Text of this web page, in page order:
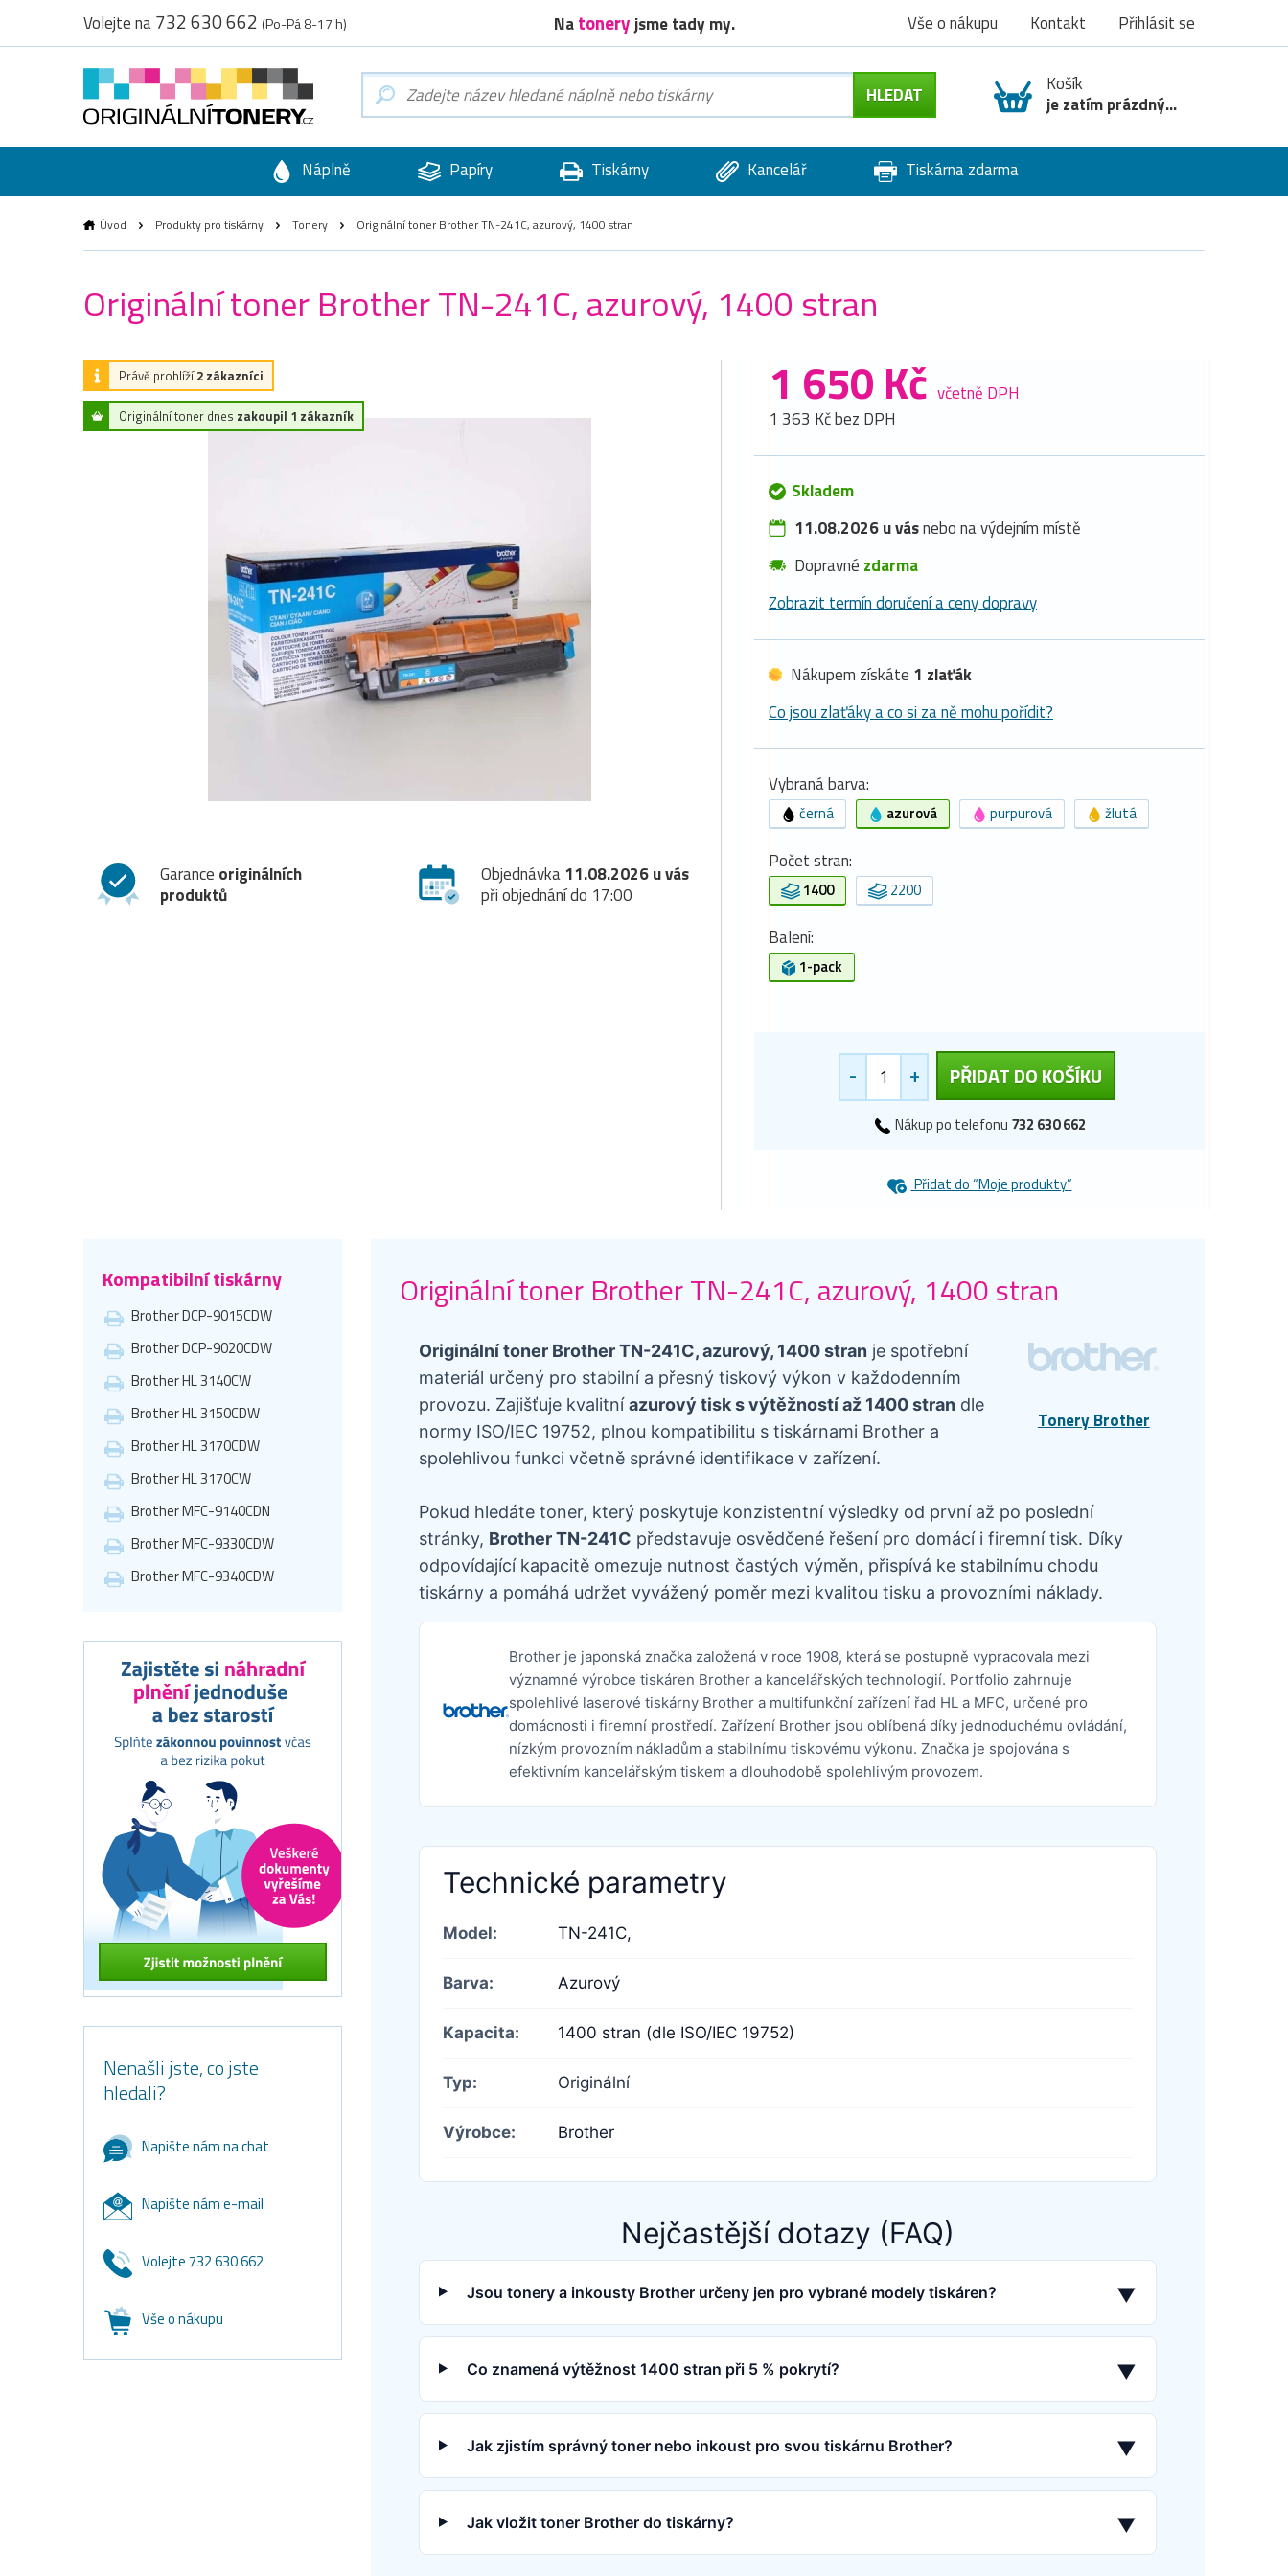
Volejte na732 630 662 (Po-Pá 8-17 h) Natoneryjsme tady my. Vše o nákupu Kontakt Přihlásit se
Košík
je zatím prázdný...
Náplně Papíry Tiskárny Kancelář Tiskárna zdarma
Úvod Produkty pro tiskárny Tonery Originální toner Brother TN-241C, azurový, 1400 stran
Originální toner Brother TN-241C, azurový, 1400 stran
Právě prohlíží2 zákazníci
Originální toner dnes zakoupil 1 zákazník
Garance originálních
produktů
Objednávka11.08.2026 u vás
při objednání do 17:00
1 650 Kč včetně DPH
1 363 Kč bez DPH
Skladem
11.08.2026 u vásnebo na výdejním místě
Dopravné zdarma
Zobrazit termín doručení a ceny dopravy
Nákupem získáte 1 zlaťák
Co jsou zlaťáky a co si za ně mohu pořídit?
Vybraná barva:
černá azurová purpurová žlutá
Počet stran:
1400 2200
Balení:
1-pack
- + PŘIDAT DO KOŠÍKU
Nákup po telefonu 732 630 662
Přidat do “Moje produkty”
Kompatibilní tiskárny
Brother DCP-9015CDW
Brother DCP-9020CDW
Brother HL 3140CW
Brother HL 3150CDW
Brother HL 3170CDW
Brother HL 3170CW
Brother MFC-9140CDN
Brother MFC-9330CDW
Brother MFC-9340CDW
Nenašli jste, co jste
hledali?
Napište nám na chat
Napište nám e-mail
Volejte 732 630 662
Vše o nákupu
Originální toner Brother TN-241C, azurový, 1400 stran
Tonery Brother
Originální toner Brother TN-241C, azurový, 1400 stran je spotřební
materiál určený pro stabilní a přesný tiskový výkon v každodenním
provozu. Zajišťuje kvalitníazurový tisk s výtěžností až 1400 stran dle
normy ISO/IEC 19752, plnou kompatibilitu s tiskárnami Brother a
spolehlivou funkci včetně správné identifikace v zařízení.
Pokud hledáte toner, který poskytuje konzistentní výsledky od první až po poslední
stránky, Brother TN-241C představuje osvědčené řešení pro domácí i firemní tisk. Díky
odpovídající kapacitě omezuje nutnost častých výměn, přispívá ke stabilnímu chodu
tiskárny a pomáhá udržet vyvážený poměr mezi kvalitou tisku a provozními náklady.
Brother je japonská značka založená v roce 1908, která se postupně vypracovala mezi
významné výrobce tiskáren Brother a kancelářských technologií. Portfolio zahrnuje
spolehlivé laserové tiskárny Brother a multifunkční zařízení řad HL a MFC, určené pro
domácnosti i firemní prostředí. Zařízení Brother jsou oblíbená díky jednoduchému ovládání,
nízkým provozním nákladům a stabilnímu tiskovému výkonu. Značka je spojována s
efektivním kancelářským tiskem a dlouhodobě spolehlivým provozem.
Technické parametry
Model: TN-241C,
Barva: Azurový
Kapacita: 1400 stran (dle ISO/IEC 19752)
Typ: Originální
Výrobce: Brother
Nejčastější dotazy (FAQ)
Jsou tonery a inkousty Brother určeny jen pro vybrané modely tiskáren? ▼
Co znamená výtěžnost 1400 stran při 5 % pokrytí? ▼
Jak zjistím správný toner nebo inkoust pro svou tiskárnu Brother? ▼
Jak vložit toner Brother do tiskárny? ▼